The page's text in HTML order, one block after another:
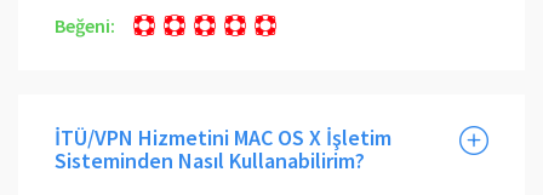
Beğeni:
İTÜ/VPN Hizmetini MAC OS X İşletim
Sisteminden Nasıl Kullanabilirim?